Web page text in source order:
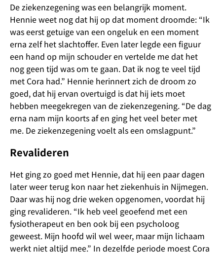
De ziekenzegening was een belangrijk moment.
Hennie weet nog dat hij op dat moment droomde: “Ik
was eerst getuige van een ongeluk en een moment
erna zelf het slachtoffer. Even later legde een figuur
een hand op mijn schouder en vertelde me dat het
nog geen tijd was om te gaan. Dat ik nog te veel tijd
met Cora had.” Hennie herinnert zich de droom zo
goed, dat hij ervan overtuigd is dat hij iets moet
hebben meegekregen van de ziekenzegening. “De dag
erna nam mijn koorts af en ging het veel beter met
me. De ziekenzegening voelt als een omslagpunt.”
Revalideren
Het ging zo goed met Hennie, dat hij een paar dagen
later weer terug kon naar het ziekenhuis in Nijmegen.
Daar was hij nog drie weken opgenomen, voordat hij
ging revalideren. “Ik heb veel geoefend met een
fysiotherapeut en ben ook bij een psycholoog
geweest. Mijn hoofd wil wel weer, maar mijn lichaam
werkt niet altijd mee.” In dezelfde periode moest Cora